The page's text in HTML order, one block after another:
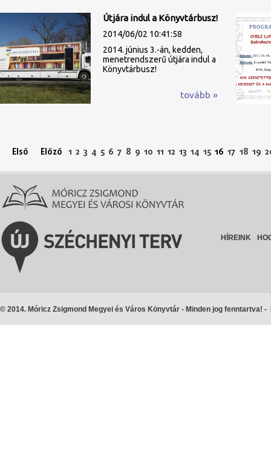
Útjára indul a Könyvtárbusz!
2014/06/02 10:41:58
2014. június 3.-án, kedden,
menetrendszerű útjára indul a
Könyvtárbusz!
tovább »
Első Előző 1 2 3 4 5 6 7 8 9 10 11 12 13 14 15 16 17 18 19
HÍREINK
© 2014. Móricz Zsigmond Megyei és Város Könyvtár - Minden jog fenntartva! -